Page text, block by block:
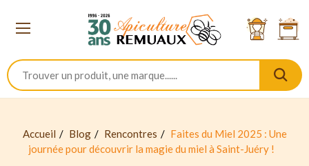
Accueil Blog Rencontres
Faites du Miel 2025 : Une
journée pour découvrir la magie du miel à Saint-Juéry !